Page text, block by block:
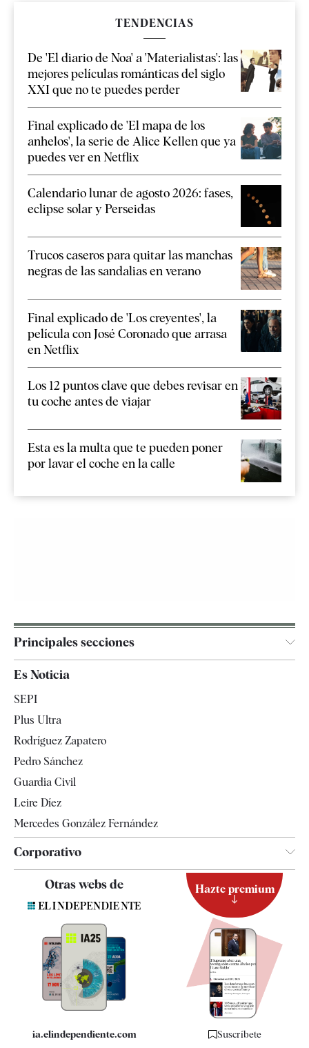
TENDENCIAS
De 'El diario de Noa' a 'Materialistas': las
mejores películas románticas del siglo
XXI que no te puedes perder
Final explicado de 'El mapa de los
anhelos', la serie de Alice Kellen que ya
puedes ver en Netflix
Calendario lunar de agosto 2026: fases,
eclipse solar y Perseidas
Trucos caseros para quitar las manchas
negras de las sandalias en verano
Final explicado de 'Los creyentes', la
película con José Coronado que arrasa
en Netflix
Los 12 puntos clave que debes revisar en
tu coche antes de viajar
Esta es la multa que te pueden poner
por lavar el coche en la calle
Principales secciones
España
Televisión
Es Noticia
SEPI
Plus Ultra
Rodríguez Zapatero
Pedro Sánchez
Guardia Civil
Leire Díez
Mercedes González Fernández
Corporativo
Contacto
Quiénes somos
Especificaciones
Otras webs de
ia.elindependiente.com
Hazte premium
Suscríbete